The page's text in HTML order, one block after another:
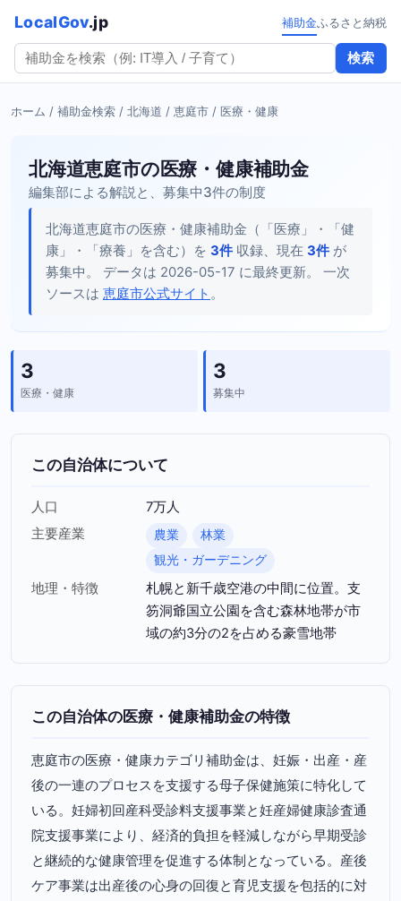
LocalGov.jp
検索
補助金ふるさと納税
ホーム / 補助金検索 / 北海道 / 恵庭市 / 医療・健康
北海道恵庭市の医療・健康補助金
編集部による解説と、募集中3件の制度
北海道恵庭市の医療・健康補助金（「医療」・「健
康」・「療養」を含む）を 3件 収録、現在 3件 が
募集中。 データは 2026-05-17 に最終更新。 一次
ソースは 恵庭市公式サイト 。
3
医療・健康
3
募集中
この自治体について
人口
7万人
主要産業
農業
林業
観光・ガーデニング
地理・特徴
札幌と新千歳空港の中間に位置。支
笏洞爺国立公園を含む森林地帯が市
域の約3分の2を占める豪雪地帯
この自治体の医療・健康補助金の特徴
恵庭市の医療・健康カテゴリ補助金は、妊娠・出産・産
後の一連のプロセスを支援する母子保健施策に特化して
いる。妊婦初回産科受診料支援事業と妊産婦健康診査通
院支援事業により、経済的負担を軽減しながら早期受診
と継続的な健康管理を促進する体制となっている。産後
ケア事業は出産後の心身の回復と育児支援を包括的に対